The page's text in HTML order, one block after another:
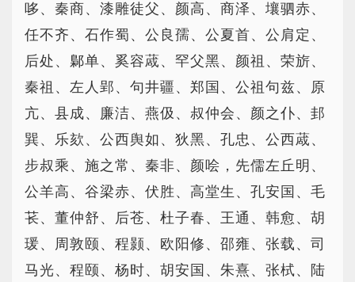
哆、秦商、漆雕徒父、颜高、商泽、壤驷赤、
任不齐、石作蜀、公良孺、公夏首、公肩定、
后处、鄡单、奚容蒧、罕父黑、颜祖、荣旂、
秦祖、左人郢、句井疆、郑国、公祖句兹、原
亢、县成、廉洁、燕伋、叔仲会、颜之仆、邽
巽、乐欬、公西舆如、狄黑、孔忠、公西蒧、
步叔乘、施之常、秦非、颜哙，先儒左丘明、
公羊高、谷梁赤、伏胜、高堂生、孔安国、毛
苌、董仲舒、后苍、杜子春、王通、韩愈、胡
瑗、周敦颐、程颢、欧阳修、邵雍、张载、司
马光、程颐、杨时、胡安国、朱熹、张栻、陆